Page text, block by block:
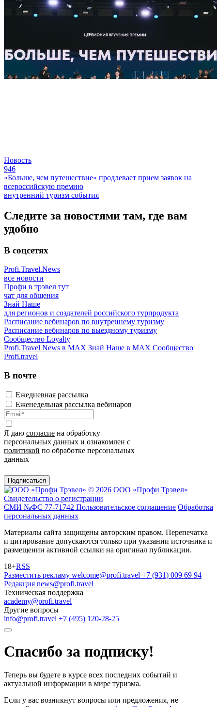
Новость
946
«Больше, чем путешествие» продлевает прием заявок на
всероссийскую премию
внутренний туризм события
Следите за новостями там, где вам
удобно
В соцсетях
Profi.Travel.News
все новости
Профи в трэвел тут
чат для общения
Знай Наше
для регионов и создателей российского турпродукта
Расписание вебинаров по внутреннему туризму
Расписание вебинаров по выездному туризму
Сообщество Loyalty
Profi.Travel News в MAX Знай Наше в MAX Сообщество
Profi.travel
В почте
Ежедневная рассылка
Еженедельная рассылка вебинаров
Я даю согласие на обработку
персональных данных и ознакомлен с
политикой по обработке персональных
данных
Подписаться
© 2026 ООО «Профи Трэвeл»
Свидетельство о регистрации
СМИ №ФС 77-71742 Пользовательское соглашение Обработка
персональных данных
Материалы сайта защищены авторским правом. Перепечатка
и цитирование допускаются только при указании источника и
размещении активной ссылки на оригинал публикации.
18+RSS
Разместить рекламу welcome@profi.travel +7 (931) 009 69 94
Редакция news@profi.travel
Техническая поддержка
academy@profi.travel
Другие вопросы
info@profi.travel +7 (495) 120-28-25
Спасибо за подписку!
Теперь вы будете в курсе всех последних событий и
актуальной информации в мире туризма.
Если у вас возникнут вопросы или предложения, не